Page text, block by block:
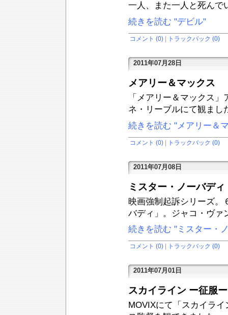
一人、また一人と死んで
続きを読む "デビル"
コメント (0) トラックバック (0)
2011年07月28日
メアリー＆マックス
「メアリー＆マックス
ネ・リーブルにて観まし
続きを読む "メアリー＆
コメント (0) トラックバック (0)
2011年07月08日
ミスター・ノーバディ
映画強制起訴シリーズ。
バディ」。ジャコ・ヴァ
続きを読む "ミスター・
コメント (0) トラックバック (0)
2011年07月01日
スカイライン ー征服ー
MOVIXにて「スカイラ